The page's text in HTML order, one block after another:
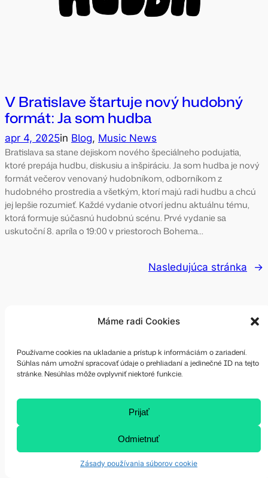
Máme radi Cookies
Používame cookies na ukladanie a prístup k informáciám o zariadení.
Súhlas nám umožní spracovať údaje o prehliadaní a jedinečné ID na tejto
stránke. Nesúhlas môže ovplyvniť niektoré funkcie.
Prijať
Odmietnuť
Zásady používania súborov cookie
V Bratislave štartuje nový hudobný
formát: Ja som hudba
apr 4, 2025in Blog, Music News
Bratislava sa stane dejiskom nového špeciálneho podujatia,
ktoré prepája hudbu, diskusiu a inšpiráciu. Ja som hudba je nový
formát večerov venovaný hudobníkom, odborníkom z
hudobného prostredia a všetkým, ktorí majú radi hudbu a chcú
jej lepšie rozumieť. Každé vydanie otvorí jednu aktuálnu tému,
ktorá formuje súčasnú hudobnú scénu. Prvé vydanie sa
uskutoční 8. apríla o 19:00 v priestoroch Bohema…
Nasledujúca stránka →